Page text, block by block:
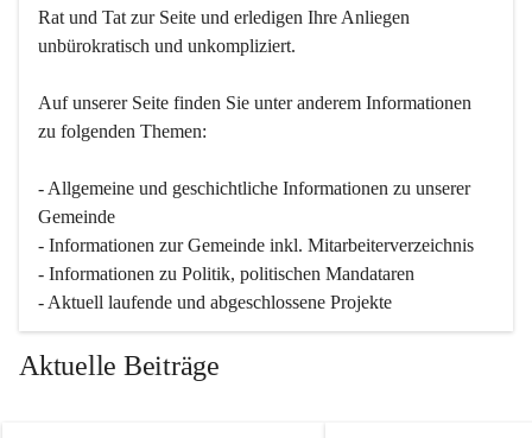
Rat und Tat zur Seite und erledigen Ihre Anliegen
unbürokratisch und unkompliziert.
Auf unserer Seite finden Sie un­ter an­de­rem Informationen
zu folgenden Themen:
- Allgemeine und geschichtliche Informationen zu unserer
Gemeinde
- Informationen zur Gemeinde inkl. Mitarbeiterverzeichnis
- Informationen zu Politik, politischen Mandataren
- Aktuell laufende und abgeschlossene Projekte
Aktuelle Beiträge